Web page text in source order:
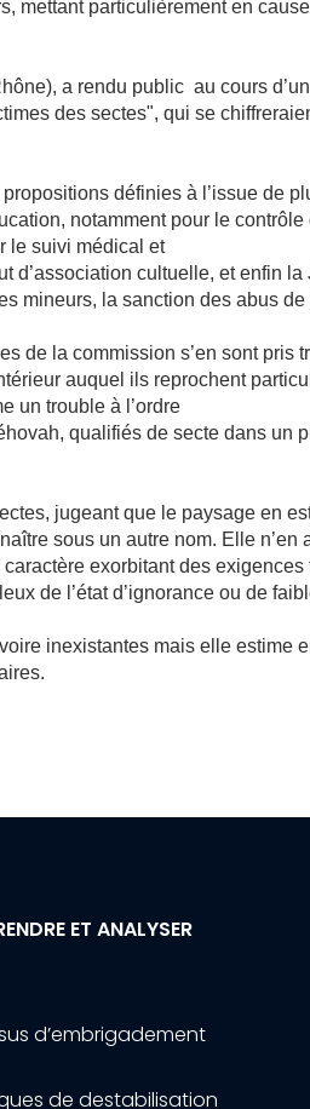
mettant particulièrement en
a rendu public au cours
des sectes", qui se
définies à l’issue de
notamment pour le
le suivi médical et
d’association cultuelle, et enfin
mineurs, la sanction des abus
de la commission s’en sont pris
auquel ils reprochent
un trouble à l’ordre
qualifiés de secte dans un
jugeant que le paysage en
sous un autre nom. Elle n’en
exorbitant des exigences
de l’état d’ignorance ou de
inexistantes mais elle estime
ET ANALYSER
d’embrigadement
de destabilisation